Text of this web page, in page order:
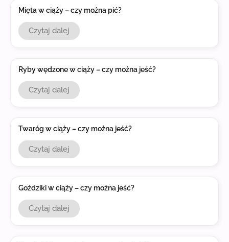
Mięta w ciąży – czy można pić?
Czytaj dalej
Ryby wędzone w ciąży – czy można jeść?
Czytaj dalej
Twaróg w ciąży – czy można jeść?
Czytaj dalej
Goździki w ciąży – czy można jeść?
Czytaj dalej